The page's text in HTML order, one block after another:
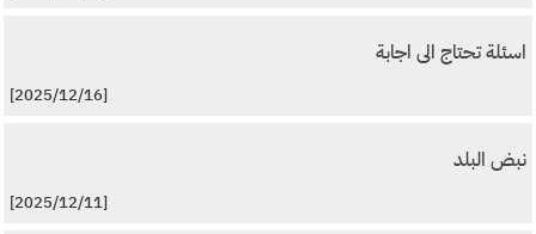
اسئلة تحتاج الى اجابة
[2025/12/16]
نبض البلد
[2025/12/11]